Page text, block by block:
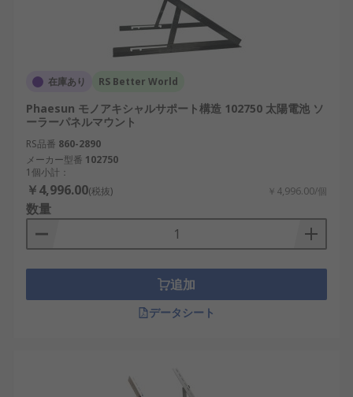
在庫あり RS Better World
Phaesun モノアキシャルサポート構造 102750 太陽電池 ソ
ーラーパネルマウント
RS品番 860-2890
メーカー型番 102750
1個小計：
￥4,996.00(税抜) ￥4,996.00/個
数量
追加
データシート